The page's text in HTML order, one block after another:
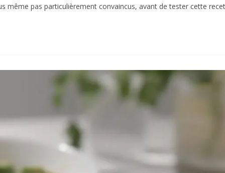
même pas particulièrement convaincus, avant de tester cette